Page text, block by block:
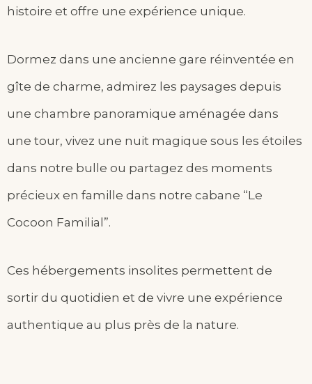
histoire et offre une expérience unique.
Dormez dans une ancienne gare réinventée en
gîte de charme, admirez les paysages depuis
une chambre panoramique aménagée dans
une tour, vivez une nuit magique sous les étoiles
dans notre bulle ou partagez des moments
précieux en famille dans notre cabane “Le
Cocoon Familial”.
Ces hébergements insolites permettent de
sortir du quotidien et de vivre une expérience
authentique au plus près de la nature.